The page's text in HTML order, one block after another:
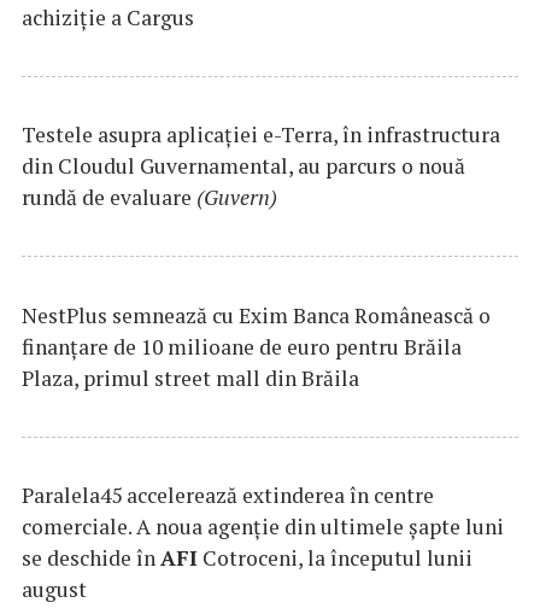
achiziție a Cargus
Testele asupra aplicaţiei e-Terra, în infrastructura
din Cloudul Guvernamental, au parcurs o nouă
rundă de evaluare (Guvern)
NestPlus semnează cu Exim Banca Românească o
finanțare de 10 milioane de euro pentru Brăila
Plaza, primul street mall din Brăila
Paralela45 accelerează extinderea în centre
comerciale. A noua agenție din ultimele șapte luni
se deschide înAFI Cotroceni, la începutul lunii
august